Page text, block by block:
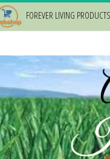
FOREVER LIVING